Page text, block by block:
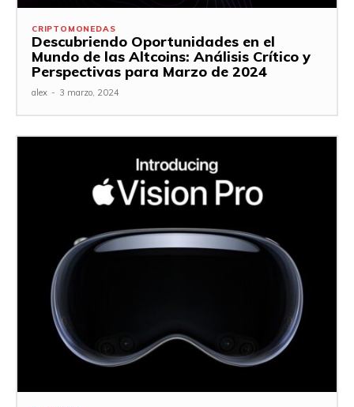
CRIPTOMONEDAS
Descubriendo Oportunidades en el
Mundo de las Altcoins: Análisis Crítico y
Perspectivas para Marzo de 2024
alex - 3 marzo, 2024